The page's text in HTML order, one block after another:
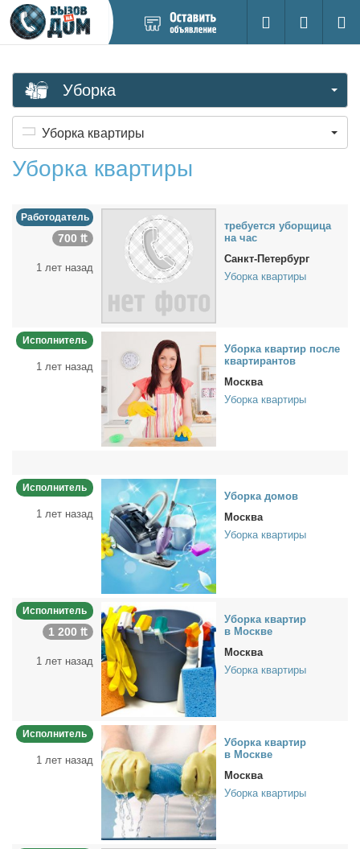
новое
Поиск
Вход на
Уборка
Уборка квартиры
Уборка квартиры
Работодатель
700 ₶
1 лет назад
тре­бу­ет­ся убор­щи­ца
на час
Санкт-Петербург
Уборка квартиры
Исполнитель
1 лет назад
Убор­ка квар­тир по­сле
квар­ти­ран­тов
Москва
Уборка квартиры
Исполнитель
1 лет назад
Убор­ка до­мов
Москва
Уборка квартиры
Исполнитель
1 200 ₶
1 лет назад
Убор­ка квар­тир
в Москве
Москва
Уборка квартиры
Исполнитель
1 лет назад
Убор­ка квар­тир
в Москве
Москва
Уборка квартиры